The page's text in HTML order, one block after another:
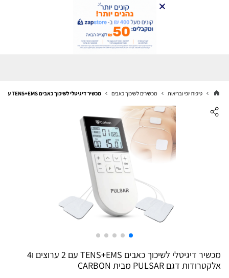
טיפוח יופי ובריאות מכשירים לשיכוך כאבים מכשיר דיגיטלי לשיכוך כאבים TENS+EMS עם 2 ערוצים ו4 אלקטרודות דגם PULSAR מבית CARBON
מכשיר דיגיטלי לשיכוך כאבים TENS+EMS עם 2 ערוצים ו4
אלקטרודות דגם PULSAR מבית CARBON